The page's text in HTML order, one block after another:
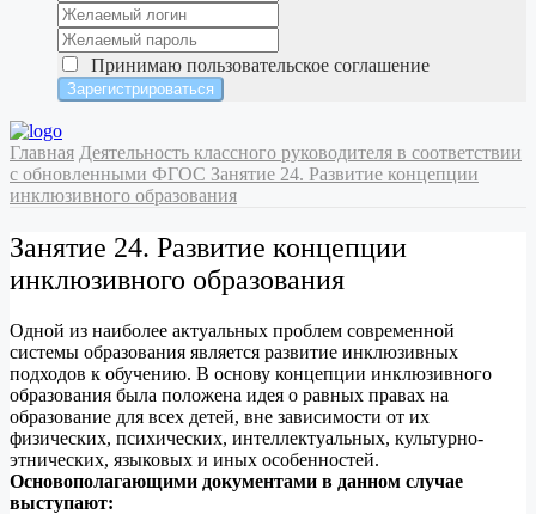
Принимаю пользовательское соглашение
Главная Деятельность классного руководителя в соответствии
с обновленными ФГОС Занятие 24. Развитие концепции
инклюзивного образования
Занятие 24. Развитие концепции
инклюзивного образования
Одной из наиболее актуальных проблем современной
системы образования является развитие инклюзивных
подходов к обучению. В основу концепции инклюзивного
образования была положена идея о равных правах на
образование для всех детей, вне зависимости от их
физических, психических, интеллектуальных, культурно-
этнических, языковых и иных особенностей.
Основополагающими документами в данном случае
выступают: